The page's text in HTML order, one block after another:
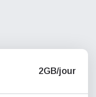
2GB/jour